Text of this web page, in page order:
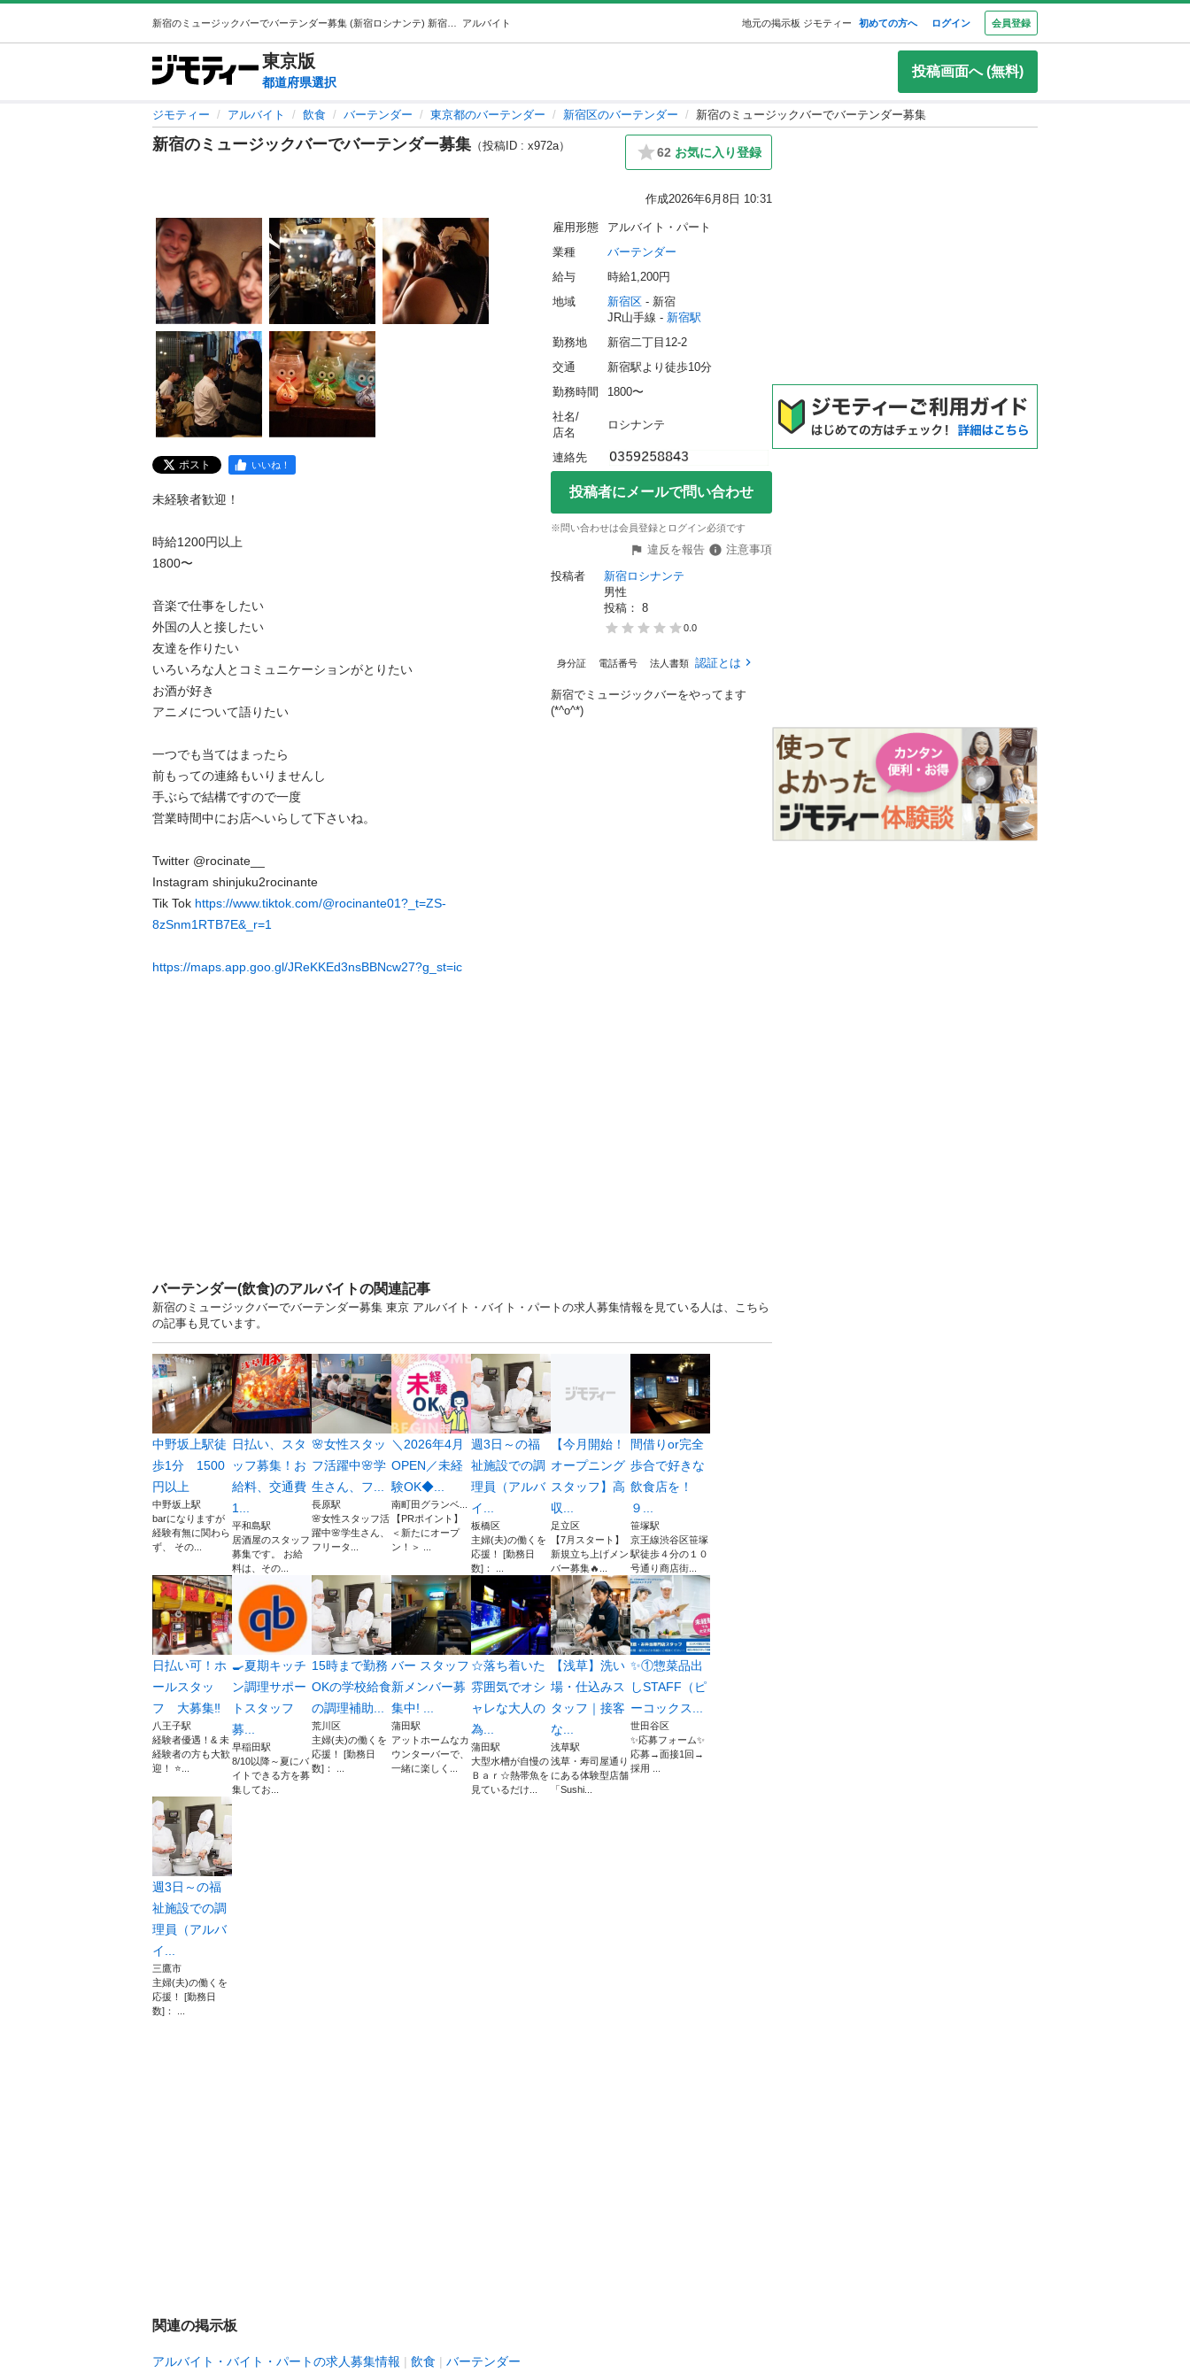
アルバイト 地元の掲示板 ジモティー 初めての方へ ログイン 会員登録
東京版
都道府県選択
投稿画面へ (無料)
ジモティー アルバイト 飲食 バーテンダー 東京都のバーテンダー 新宿区のバーテンダー 新宿のミュージックバーでバーテンダー募集
新宿のミュージックバーでバーテンダー募集 （投稿ID : x972a） 62 お気に入り登録
作成2026年6月8日 10:31
ポスト いいね！
未経験者歓迎！
時給1200円以上
1800〜
音楽で仕事をしたい
外国の人と接したい
友達を作りたい
いろいろな人とコミュニケーションがとりたい
お酒が好き
アニメについて語りたい
一つでも当てはまったら
前もっての連絡もいりませんし
手ぶらで結構ですので一度
営業時間中にお店へいらして下さいね。
Twitter @rocinate__
Instagram shinjuku2rocinante
Tik Tok https://www.tiktok.com/@rocinante01?_t=ZS-
8zSnm1RTB7E&_r=1
https://maps.app.goo.gl/JReKKEd3nsBBNcw27?g_st=ic
雇用形態
アルバイト・パート
業種
バーテンダー
給与
時給1,200円
地域
新宿区 - 新宿
JR山手線 - 新宿駅
勤務地
新宿二丁目12-2
交通
新宿駅より徒歩10分
勤務時間
1800〜
社名/
店名
ロシナンテ
連絡先
投稿者にメールで問い合わせ
※問い合わせは会員登録とログイン必須です
違反を報告
注意事項
投稿者
新宿ロシナンテ
男性
投稿： 8
0.0
身分証 電話番号 法人書類 認証とは
新宿でミュージックバーをやってます
(*^o^*)
バーテンダー(飲食)のアルバイトの関連記事
新宿のミュージックバーでバーテンダー募集 東京 アルバイト・バイト・パートの求人募集情報を見ている人は、こちら
の記事も見ています。
中野坂上駅徒
歩1分 1500
円以上
中野坂上駅
barになりますが
経験有無に関わら
ず、 その...
日払い、スタ
ッフ募集！お
給料、交通費
1...
平和島駅
居酒屋のスタッフ
募集です。 お給
料は、その...
🌸女性スタッ
フ活躍中🌸学
生さん、フ...
長原駅
🌸女性スタッフ活
躍中🌸学生さん、
フリータ...
＼2026年4月
OPEN／未経
験OK◆...
南町田グランベ...
【PRポイント】
＜新たにオープ
ン！＞ ...
週3日～の福
祉施設での調
理員（アルバ
イ...
板橋区
主婦(夫)の働くを
応援！ [勤務日
数]： ...
【今月開始！
オープニング
スタッフ】高
収...
足立区
【7月スタート】
新規立ち上げメン
バー募集🔥...
間借りor完全
歩合で好きな
飲食店を！
９...
笹塚駅
京王線渋谷区笹塚
駅徒歩４分の１０
号通り商店街...
日払い可！ホ
ールスタッ
フ 大募集‼︎
八王子駅
経験者優遇！& 未
経験者の方も大歓
迎！ ⭐...
🍳夏期キッチ
ン調理サポー
トスタッフ
募...
早稲田駅
8/10以降～夏にバ
イトできる方を募
集してお...
15時まで勤務
OKの学校給食
の調理補助...
荒川区
主婦(夫)の働くを
応援！ [勤務日
数]： ...
バー スタッフ
新メンバー募
集中! ...
蒲田駅
アットホームなカ
ウンターバーで、
一緒に楽しく...
☆落ち着いた
雰囲気でオシ
ャレな大人の
為...
蒲田駅
大型水槽が自慢の
Ｂａｒ☆熱帯魚を
見ているだけ...
【浅草】洗い
場・仕込みス
タッフ｜接客
な...
浅草駅
浅草・寿司屋通り
にある体験型店舗
「Sushi...
✨①惣菜品出
しSTAFF（ピ
ーコックス...
世田谷区
✨応募フォーム✨
応募→面接1回→
採用 ...
週3日～の福
祉施設での調
理員（アルバ
イ...
三鷹市
主婦(夫)の働くを
応援！ [勤務日
数]： ...
関連の掲示板
アルバイト・バイト・パートの求人募集情報 飲食 バーテンダー